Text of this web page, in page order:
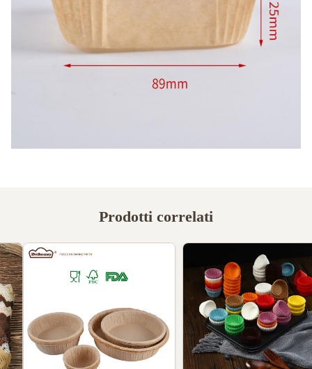
Prodotti correlati